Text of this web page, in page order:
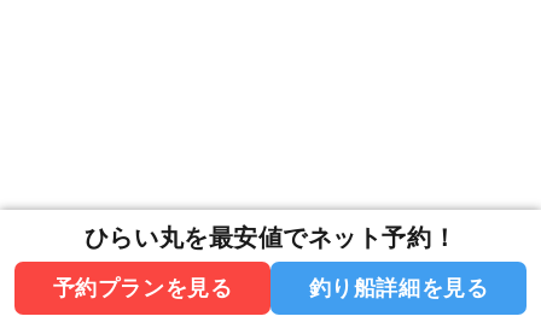
ひらい丸を最安値でネット予約！
予約プランを見る 釣り船詳細を見る